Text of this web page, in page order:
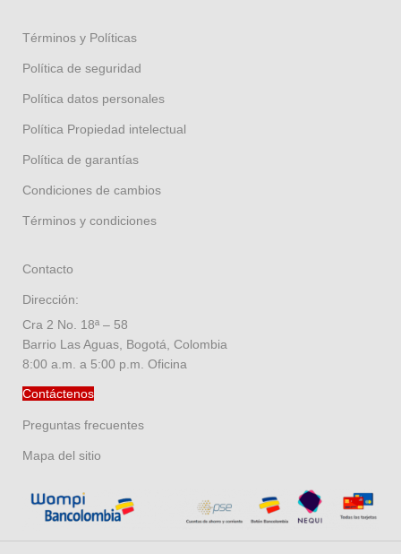
Términos y Políticas
Política de seguridad
Política datos personales
Política Propiedad intelectual
Política de garantías
Condiciones de cambios
Términos y condiciones
Contacto
Dirección:
Cra 2 No. 18ª – 58
Barrio Las Aguas, Bogotá, Colombia
8:00 a.m. a 5:00 p.m. Oficina
Contáctenos
Preguntas frecuentes
Mapa del sitio